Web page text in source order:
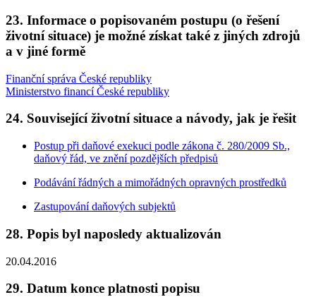
23. Informace o popisovaném postupu (o řešení
životní situace) je možné získat také z jiných zdrojů
a v jiné formě
Finanční správa České republiky
Ministerstvo financí České republiky
24. Související životní situace a návody, jak je řešit
Postup při daňové exekuci podle zákona č. 280/2009 Sb.,
daňový řád, ve znění pozdějších předpisů
Podávání řádných a mimořádných opravných prostředků
Zastupování daňových subjektů
28. Popis byl naposledy aktualizován
20.04.2016
29. Datum konce platnosti popisu